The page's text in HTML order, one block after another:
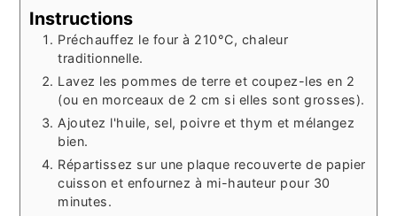
Instructions
Préchauffez le four à 210°C, chaleur
traditionnelle.
Lavez les pommes de terre et coupez-les en 2
(ou en morceaux de 2 cm si elles sont grosses).
Ajoutez l'huile, sel, poivre et thym et mélangez
bien.
Répartissez sur une plaque recouverte de papier
cuisson et enfournez à mi-hauteur pour 30
minutes.